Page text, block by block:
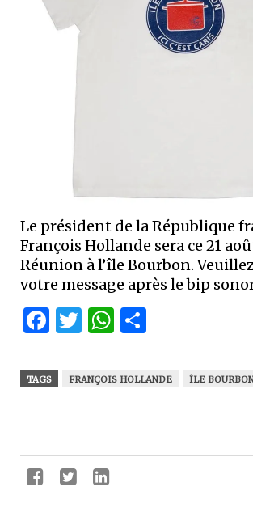
Le président de la République
François Hollande sera ce 21
Réunion à l’île Bourbon.
votre message après le bip
Facebook
Twitter
WhatsApp
TAGS FRANÇOIS HOLLANDE ÎLE